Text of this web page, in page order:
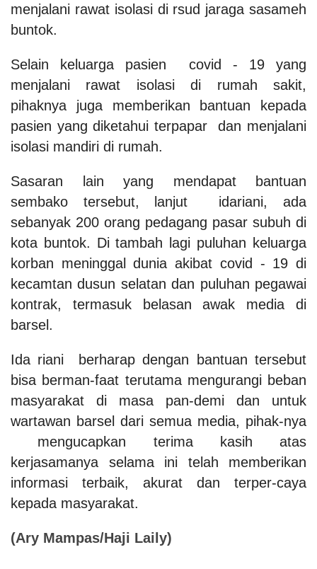
menjalani rawat isolasi di rsud jaraga sasameh
buntok.
Selain keluarga pasien covid - 19 yang
menjalani rawat isolasi di rumah sakit,
pihaknya juga memberikan bantuan kepada
pasien yang diketahui terpapar dan menjalani
isolasi mandiri di rumah.
Sasaran lain yang mendapat bantuan
sembako tersebut,
lanjut idariani, ada
sebanyak 200 orang pedagang pasar subuh di
kota buntok. Di tambah lagi puluhan keluarga
korban meninggal dunia akibat covid - 19 di
kecamtan dusun selatan dan puluhan pegawai
kontrak, termasuk belasan awak media di
barsel.
Ida riani berharap dengan bantuan tersebut
bisa berman-faat terutama mengurangi beban
masyarakat di masa pan-demi dan untuk
wartawan barsel dari semua media, pihak-nya
mengucapkan terima kasih atas
kerjasamanya selama ini telah memberikan
informasi terbaik, akurat dan terper-caya
kepada masyarakat.
(Ary Mampas/Haji Laily)